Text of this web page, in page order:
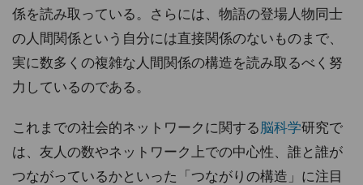
係を読み取っている。さらには、物語の登場人物同士
の人間関係という自分には直接関係のないものまで、
実に数多くの複雑な人間関係の構造を読み取るべく努
力しているのである。
これまでの社会的ネットワークに関する 脳科学研究で
は、友人の数やネットワーク上での中心性、誰と誰が
つながっているかといった「つながりの構造」に注目